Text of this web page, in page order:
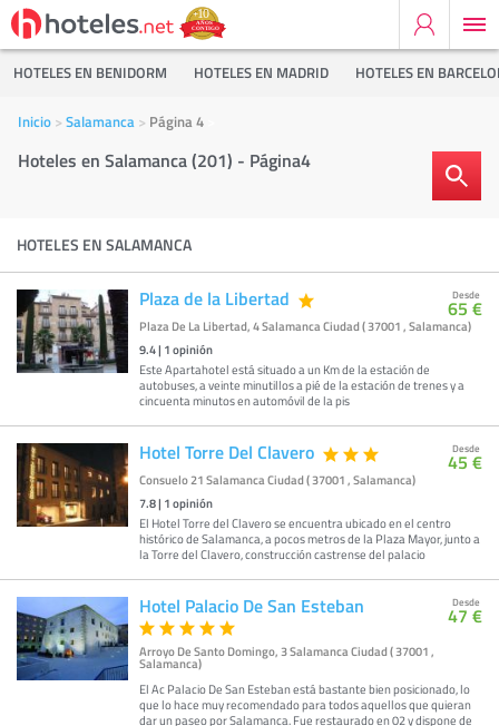
HOTELES EN BENIDORM HOTELES EN MADRID HOTELES EN
Inicio Salamanca Página 4
Hoteles en Salamanca (201) - Página4
HOTELES EN SALAMANCA
Plaza de la Libertad
Plaza De La Libertad, 4 Salamanca Ciudad ( 37001 , Salamanca)
9.4| 1opinión
Este Apartahotel está situado a un Km de la estación de
autobuses, a veinte minutillos a pié de la estación de trenes y a
cincuenta minutos en automóvil de la pis
Desde
65 €
Hotel Torre Del Clavero
Consuelo 21 Salamanca Ciudad ( 37001 , Salamanca)
7.8| 1opinión
El Hotel Torre del Clavero se encuentra ubicado en el centro
histórico de Salamanca, a pocos metros de la Plaza Mayor, junto a
la Torre del Clavero, construcción castrense del palacio
Desde
45 €
Hotel Palacio De San Esteban
Arroyo De Santo Domingo, 3 Salamanca Ciudad ( 37001 ,
Salamanca)
El Ac Palacio De San Esteban está bastante bien posicionado, lo
que lo hace muy recomendado para todos aquellos que quieran
dar un paseo por Salamanca. Fue restaurado en 02 y dispone de
Desde
47 €